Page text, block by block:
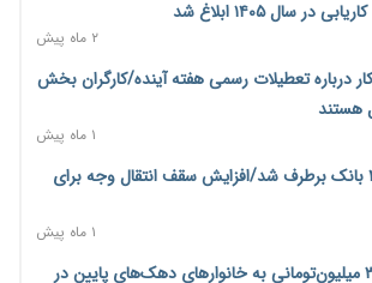
«ردا کارت» برای دانشجویان تحصیلات تکمیلی
۱ روز پیش
شبکه بانکی؛ افزایش سپرده قانونی با هدف
۱ روز پیش
ترمز تولید خودرو کشیده شد؛ افت ۲۵ درصدی تیراژ ایران‌خودرو،
در سال ۱۴۰۵ ابلاغ شد
۲ ماه پیش
درباره تعطیلات رسمی هفته آینده/کارگران بخش
۱ ماه پیش
اختلال خدمات ۴ بانک برطرف شد/افزایش سقف انتقال وجه برای
۱ ماه پیش
پرداخت اعتبار ۳۰ میلیون‌تومانی به خانوارهای دهک‌های پایین در